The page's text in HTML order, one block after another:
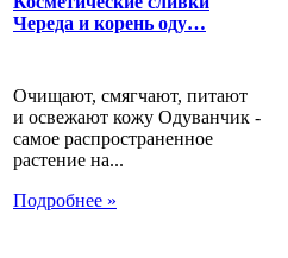
Череда и корень оду…
Очищают, смягчают, питают
и освежают кожу Одуванчик -
самое распространенное
растение на...
Подробнее »